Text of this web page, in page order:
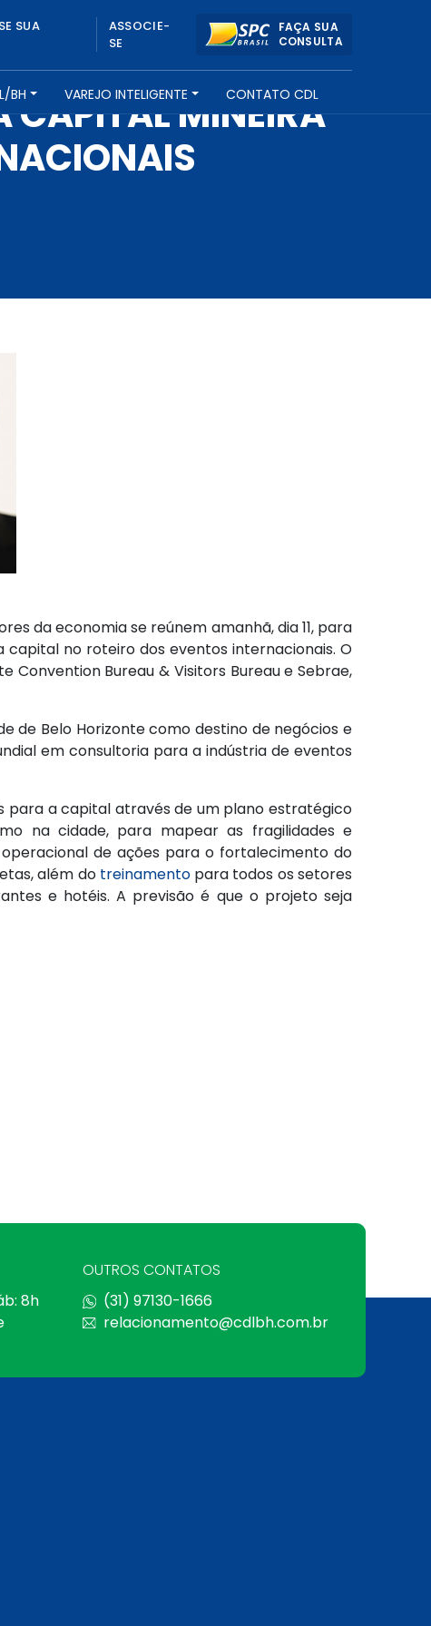
SUA
ASSOCIE-
SE
FAÇA SUA
CONSULTA
BH VAREJO INTELIGENTE CONTATO CDL
CAPITAL MINEIRA
da economia se reúnem amanhã, dia 11, para
capital no roteiro dos eventos internacionais. O
Convention Bureau & Visitors Bureau e Sebrae,
de Belo Horizonte como destino de negócios e
em consultoria para a indústria de eventos
para a capital através de um plano estratégico
na cidade, para mapear as fragilidades e
de ações para o fortalecimento do
além do treinamentopara todos os setores
e hotéis. A previsão é que o projeto seja
8h
OUTROS CONTATOS
(31) 97130-1666
relacionamento@cdlbh.com.br